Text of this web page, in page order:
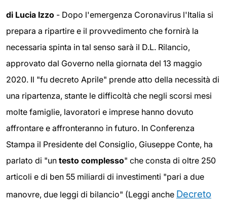
di Lucia Izzo - Dopo l'emergenza Coronavirus l'Italia si
prepara a ripartire e il provvedimento che fornirà la
necessaria spinta in tal senso sarà il D.L. Rilancio,
approvato dal Governo nella giornata del 13 maggio
2020. Il "fu decreto Aprile" prende atto della necessità di
una ripartenza, stante le difficoltà che negli scorsi mesi
molte famiglie, lavoratori e imprese hanno dovuto
affrontare e affronteranno in futuro. In Conferenza
Stampa il Presidente del Consiglio, Giuseppe Conte, ha
parlato di "un testo complesso" che consta di oltre 250
articoli e di ben 55 miliardi di investimenti "pari a due
manovre, due leggi di bilancio" (Leggi anche Decreto